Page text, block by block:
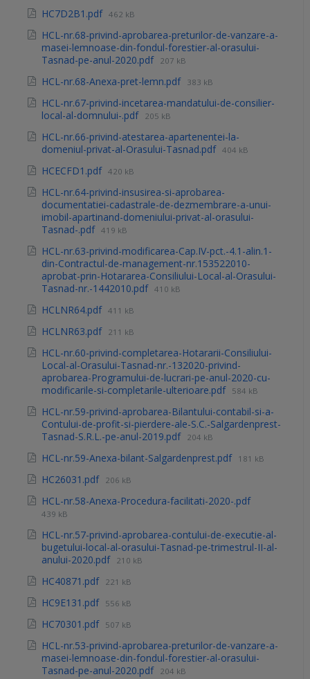
HC7D2B1.pdf 462 kB
HCL-nr.68-privind-aprobarea-preturilor-de-vanzare-a-
masei-lemnoase-din-fondul-forestier-al-orasului-
Tasnad-pe-anul-2020.pdf 207 kB
HCL-nr.68-Anexa-pret-lemn.pdf 383 kB
HCL-nr.67-privind-incetarea-mandatului-de-consilier-
local-al-domnului-.pdf 205 kB
HCL-nr.66-privind-atestarea-apartenentei-la-
domeniul-privat-al-Orasului-Tasnad.pdf 404 kB
HCECFD1.pdf 420 kB
HCL-nr.64-privind-insusirea-si-aprobarea-
documentatiei-cadastrale-de-dezmembrare-a-unui-
imobil-apartinand-domeniului-privat-al-orasului-
Tasnad-.pdf 419 kB
HCL-nr.63-privind-modificarea-Cap.IV-pct.-4.1-alin.1-
din-Contractul-de-management-nr.153522010-
aprobat-prin-Hotararea-Consiliului-Local-al-Orasului-
Tasnad-nr.-1442010.pdf 410 kB
HCLNR64.pdf 411 kB
HCLNR63.pdf 211 kB
HCL-nr.60-privind-completarea-Hotararii-Consiliului-
Local-al-Orasului-Tasnad-nr.-132020-privind-
aprobarea-Programului-de-lucrari-pe-anul-2020-cu-
modificarile-si-completarile-ulterioare.pdf 584 kB
HCL-nr.59-privind-aprobarea-Bilantului-contabil-si-a-
Contului-de-profit-si-pierdere-ale-S.C.-Salgardenprest-
Tasnad-S.R.L.-pe-anul-2019.pdf 204 kB
HCL-nr.59-Anexa-bilant-Salgardenprest.pdf 181 kB
HC26031.pdf 206 kB
HCL-nr.58-Anexa-Procedura-facilitati-2020-.pdf
439 kB
HCL-nr.57-privind-aprobarea-contului-de-executie-al-
bugetului-local-al-orasului-Tasnad-pe-trimestrul-II-al-
anului-2020.pdf 210 kB
HC40871.pdf 221 kB
HC9E131.pdf 556 kB
HC70301.pdf 507 kB
HCL-nr.53-privind-aprobarea-preturilor-de-vanzare-a-
masei-lemnoase-din-fondul-forestier-al-orasului-
Tasnad-pe-anul-2020.pdf 204 kB